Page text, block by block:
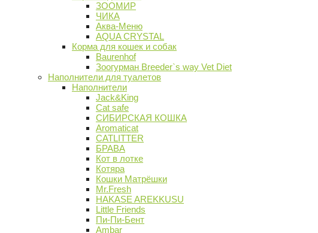
ЗООМИР
ЧИКА
Аква-Меню
AQUA CRYSTAL
Корма для кошек и собак
Baurenhof
Зоогурман Breeder`s way Vet Diet
Наполнители для туалетов
Наполнители
Jack&King
Cat safe
СИБИРСКАЯ КОШКА
Aromaticat
CATLITTER
БРАВА
Кот в лотке
Котяра
Кошки Матрёшки
Mr.Fresh
HAKASE AREKKUSU
Little Friends
Пи-Пи-Бент
Ambar